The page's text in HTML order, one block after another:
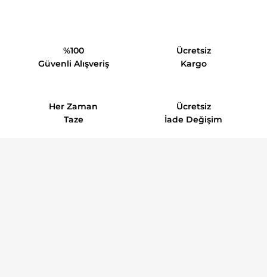
%100
Güvenli Alışveriş
Ücretsiz
Kargo
Her Zaman
Taze
Ücretsiz
İade Değişim